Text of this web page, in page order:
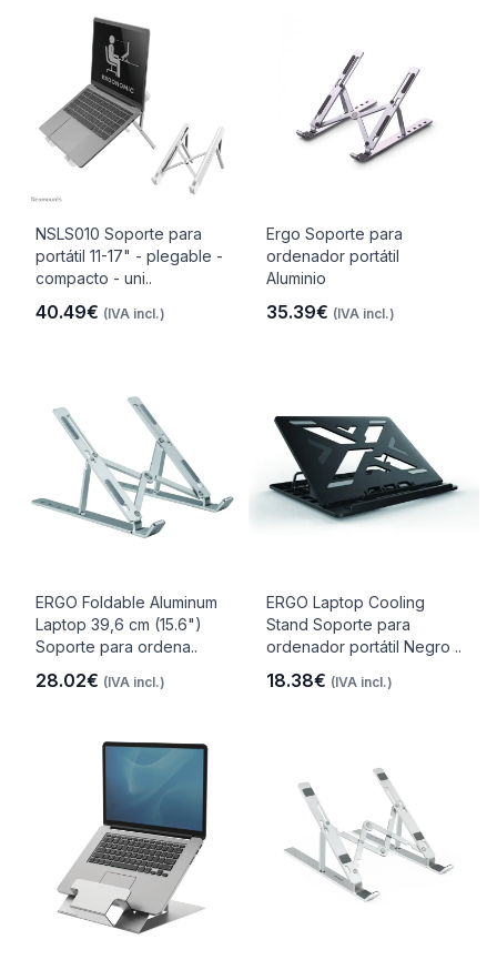
NSLS010 Soporte para
portátil 11-17" - plegable -
compacto - uni..
40.49€ (IVA incl.)
Ergo Soporte para
ordenador portátil
Aluminio
35.39€ (IVA incl.)
ERGO Foldable Aluminum
Laptop 39,6 cm (15.6")
Soporte para ordena..
28.02€ (IVA incl.)
ERGO Laptop Cooling
Stand Soporte para
ordenador portátil Negro ..
18.38€ (IVA incl.)